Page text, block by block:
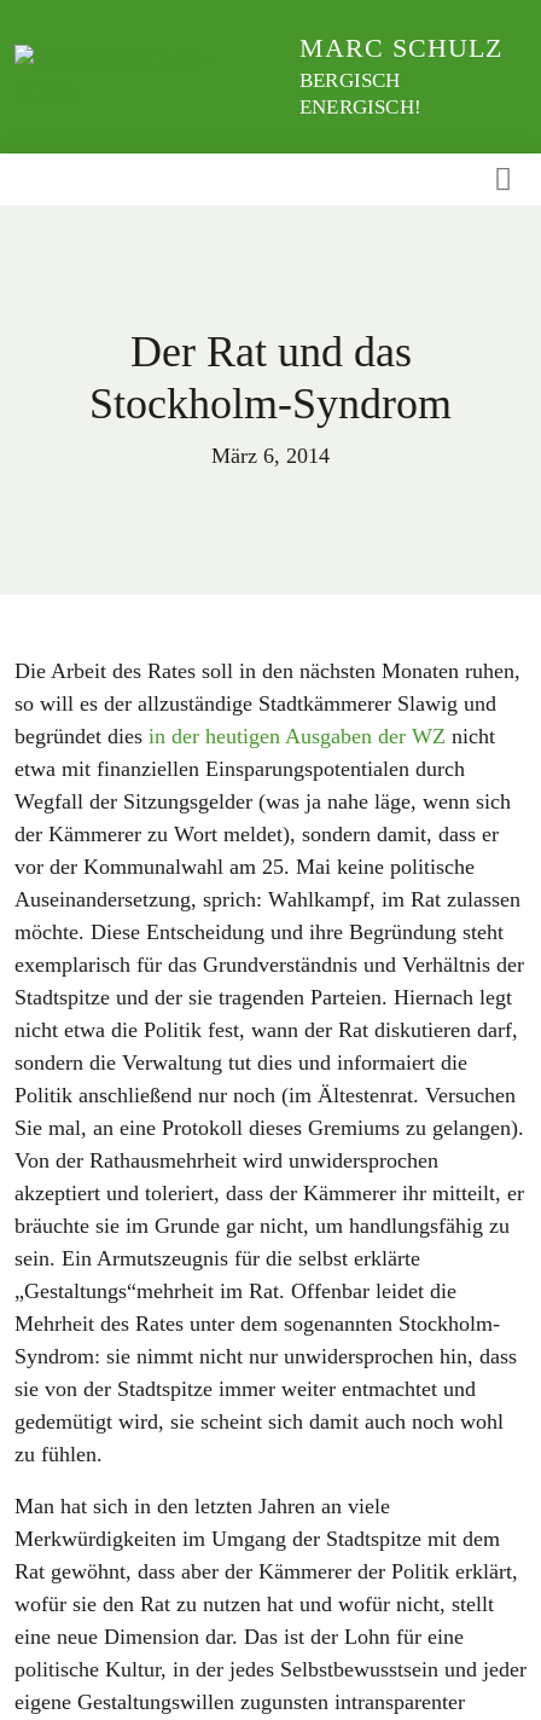
zum
MARC SCHULZ
BERGISCH
ENERGISCH!
Der Rat und das
Stockholm-Syndrom
März 6, 2014
Die Arbeit des Rates soll in den nächsten Monaten ruhen,
so will es der allzuständige Stadtkämmerer Slawig und
begründet dies in der heutigen Ausgaben der WZ nicht
etwa mit finanziellen Einsparungspotentialen durch
Wegfall der Sitzungsgelder (was ja nahe läge, wenn sich
der Kämmerer zu Wort meldet), sondern damit, dass er
vor der Kommunalwahl am 25. Mai keine politische
Auseinandersetzung, sprich: Wahlkampf, im Rat zulassen
möchte. Diese Entscheidung und ihre Begründung steht
exemplarisch für das Grundverständnis und Verhältnis der
Stadtspitze und der sie tragenden Parteien. Hiernach legt
nicht etwa die Politik fest, wann der Rat diskutieren darf,
sondern die Verwaltung tut dies und informaiert die
Politik anschließend nur noch (im Ältestenrat. Versuchen
Sie mal, an eine Protokoll dieses Gremiums zu gelangen).
Von der Rathausmehrheit wird unwidersprochen
akzeptiert und toleriert, dass der Kämmerer ihr mitteilt, er
bräuchte sie im Grunde gar nicht, um handlungsfähig zu
sein. Ein Armutszeugnis für die selbst erklärte
„Gestaltungs“mehrheit im Rat. Offenbar leidet die
Mehrheit des Rates unter dem sogenannten Stockholm-
Syndrom: sie nimmt nicht nur unwidersprochen hin, dass
sie von der Stadtspitze immer weiter entmachtet und
gedemütigt wird, sie scheint sich damit auch noch wohl
zu fühlen.
Man hat sich in den letzten Jahren an viele
Merkwürdigkeiten im Umgang der Stadtspitze mit dem
Rat gewöhnt, dass aber der Kämmerer der Politik erklärt,
wofür sie den Rat zu nutzen hat und wofür nicht, stellt
eine neue Dimension dar. Das ist der Lohn für eine
politische Kultur, in der jedes Selbstbewusstsein und jeder
eigene Gestaltungswillen zugunsten intransparenter